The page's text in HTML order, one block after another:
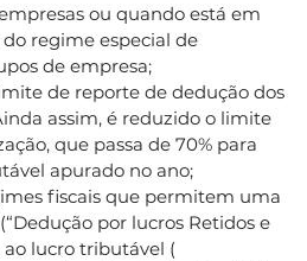
ou quando está em
regime especial de
de empresa;
de reporte de dedução dos
assim, é reduzido o limite
que passa de 70% para
apurado no ano;
fiscais que permitem uma
por lucros Retidos e
ao lucro tributável (